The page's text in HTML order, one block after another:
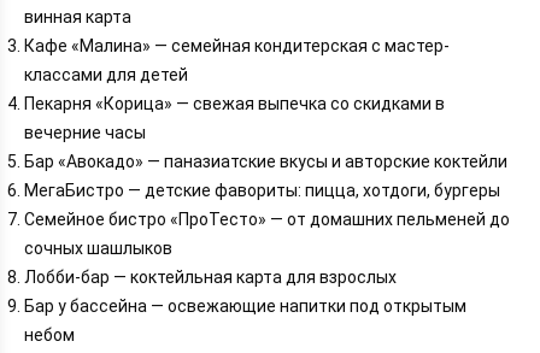
винная карта
Кафе «Малина» — семейная кондитерская с мастер-
классами для детей
Пекарня «Корица» — свежая выпечка со скидками в
вечерние часы
Бар «Авокадо» — паназиатские вкусы и авторские коктейли
МегаБистро — детские фавориты: пицца, хотдоги, бургеры
Семейное бистро «ПроТесто» — от домашних пельменей до
сочных шашлыков
Лобби-бар — коктейльная карта для взрослых
Бар у бассейна — освежающие напитки под открытым
небом